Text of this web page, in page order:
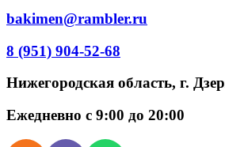
bakimen@rambler.ru
8 (951) 904-52-68
Нижегородская область, г.
Ежедневно с 9:00 до 20:00